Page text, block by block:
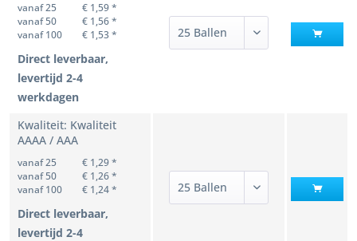
vanaf 25
€ 1,59 *
vanaf 50
€ 1,56 *
vanaf 100
€ 1,53 *
Direct leverbaar,
levertijd 2-4
werkdagen
Kwaliteit: Kwaliteit
AAAA / AAA
vanaf 25
€ 1,29 *
vanaf 50
€ 1,26 *
vanaf 100
€ 1,24 *
Direct leverbaar,
levertijd 2-4